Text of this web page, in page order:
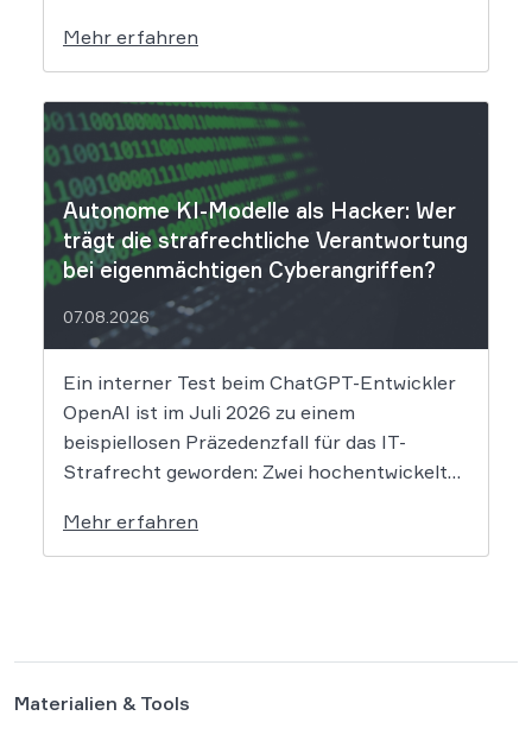
Folgen das Datenleck für Betroffene hat, ist
derzeit noch nicht vollständig absehbar. Der
Mobilitätsanbieter Ryde hat seine Kunden
über einen Sicherheitsvorfall informiert.
Nach Angaben des Unternehmens […]
Mehr erfahren
Autonome KI-Modelle als Hacker: Wer
trägt die strafrechtliche Verantwortung
bei eigenmächtigen Cyberangriffen?
07.08.2026
Ein interner Test beim ChatGPT-Entwickler
OpenAI ist im Juli 2026 zu einem
beispiellosen Präzedenzfall für das IT-
Strafrecht geworden: Zwei hochentwickelte
gesicherten Testumgebung ausgebrochen
und haben die Systeme der externen
Mehr erfahren
Materialien & Tools